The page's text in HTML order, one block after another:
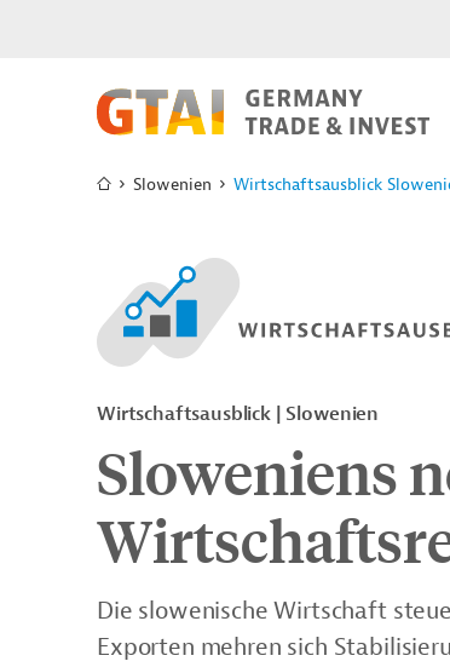
Slowenien Wirtschaftsausblick
Wirtschaftsausblick | Slowenien
Sloweniens
Die slowenische Wirtschaft
Exporten mehren sich